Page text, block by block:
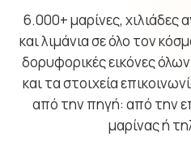
6.000+ μαρίνες, χιλιάδες
και λιμάνια σε όλο τον
δορυφορικές εικόνες
και τα στοιχεία
από την πηγή: από την
μαρίνας ή